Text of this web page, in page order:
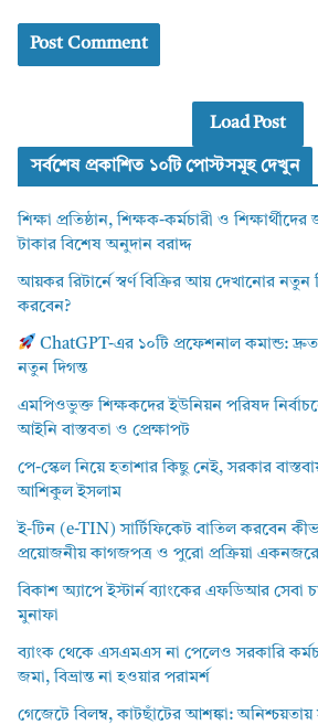
Load Post
সর্বশেষ প্রকাশিত ১০টি পোস্টসমূহ দেখুন
শিক্ষা প্রতিষ্ঠান, শিক্ষক-কর্মচারী ও
টাকার বিশেষ অনুদান বরাদ্দ
আয়কর রিটার্নে স্বর্ণ বিক্রির আয় দেখানোর
করবেন?
ChatGPT-এর ১০টি প্রফেশনাল কমান্ড:
নতুন দিগন্ত
এমপিওভুক্ত শিক্ষকদের ইউনিয়ন পরিষদ
আইনি বাস্তবতা ও প্রেক্ষাপট
পে-স্কেল নিয়ে হতাশার কিছু নেই, সরকার
আশিকুল ইসলাম
ই-টিন (e-TIN) সার্টিফিকেট বাতিল করবেন
প্রয়োজনীয় কাগজপত্র ও পুরো প্রক্রিয়া একনজরে
বিকাশ অ্যাপে ইস্টার্ন ব্যাংকের এফডিআর সেবা
মুনাফা
ব্যাংক থেকে এসএমএস না পেলেও সরকারি
জমা, বিভ্রান্ত না হওয়ার পরামর্শ
গেজেটে বিলম্ব, কাটছাঁটের আশঙ্কা: অনিশ্চয়তায়